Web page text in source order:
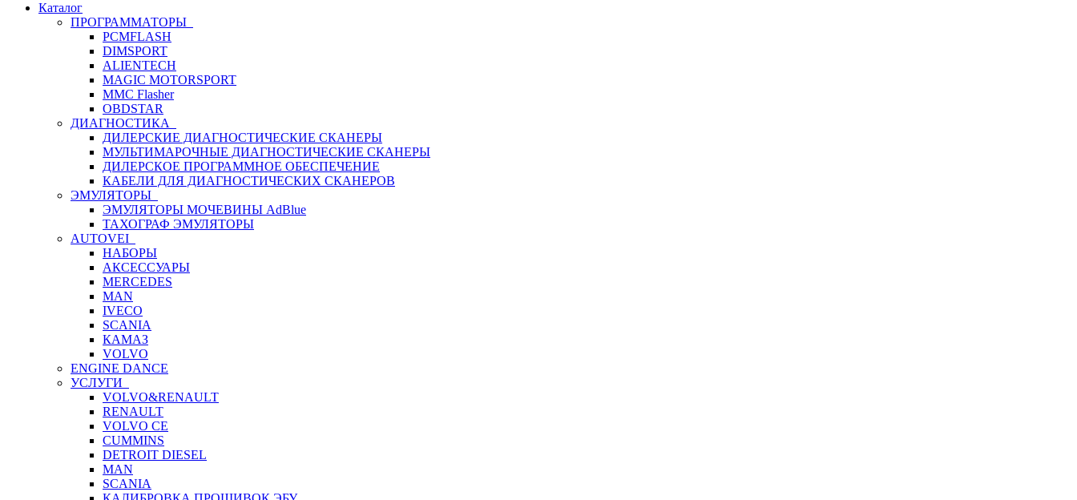
Каталог
ПРОГРАММАТОРЫ
PCMFLASH
DIMSPORT
ALIENTECH
MAGIC MOTORSPORT
MMC Flasher
OBDSTAR
ДИАГНОСТИКА
ДИЛЕРСКИЕ ДИАГНОСТИЧЕСКИЕ СКАНЕРЫ
МУЛЬТИМАРОЧНЫЕ ДИАГНОСТИЧЕСКИЕ СКАНЕРЫ
ДИЛЕРСКОЕ ПРОГРАММНОЕ ОБЕСПЕЧЕНИЕ
КАБЕЛИ ДЛЯ ДИАГНОСТИЧЕСКИХ СКАНЕРОВ
ЭМУЛЯТОРЫ
ЭМУЛЯТОРЫ МОЧЕВИНЫ АdBlue
ТАХОГРАФ ЭМУЛЯТОРЫ
AUTOVEI
НАБОРЫ
АКСЕССУАРЫ
MERCEDES
MAN
IVECO
SCANIA
КАМАЗ
VOLVO
ENGINE DANCE
УСЛУГИ
VOLVO&RENAULT
RENAULT
VOLVO CE
CUMMINS
DETROIT DIESEL
MAN
SCANIA